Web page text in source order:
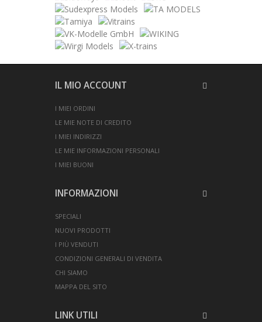
IL MIO ACCOUNT
I MIEI ORDINI
LE MIE NOTE DI CREDITO
I MIEI INDIRIZZI
LE MIE INFORMAZIONI PERSONALI
I MIEI BUONI
INFORMAZIONI
SPECIALI
NUOVI PRODOTTI
I PIÙ VENDUTI
CONDIZIONI GENERALI DI VENDITA
CHI SIAMO
MAPPA DEL SITO
LINK UTILI